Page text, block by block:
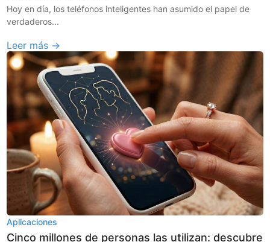
Hoy en día, los teléfonos inteligentes han asumido el papel de
verdaderos...
Leer más →
Aplicaciones
Cinco millones de personas las utilizan: descubre